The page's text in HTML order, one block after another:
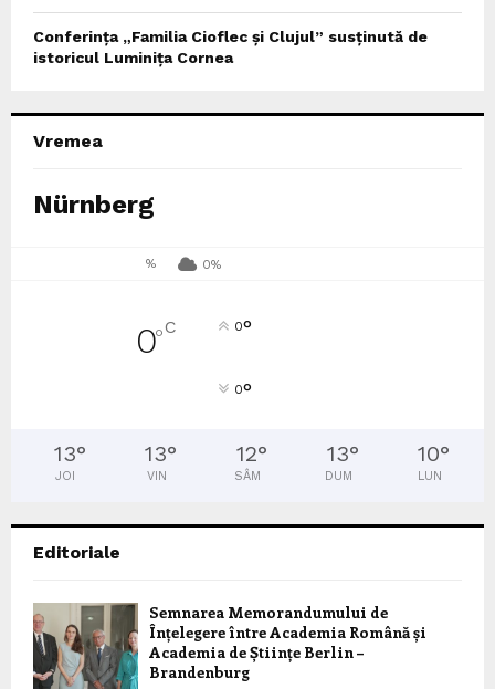
Conferința „Familia Cioflec și Clujul” susținută de
istoricul Luminița Cornea
Vremea
Nürnberg
% 0%
0°C 0°
0°
13°
JOI
13°
VIN
12°
SÂM
13°
DUM
10°
LUN
Editoriale
Semnarea Memorandumului de
Înțelegere între Academia Română și
Academia de Științe Berlin –
Brandenburg